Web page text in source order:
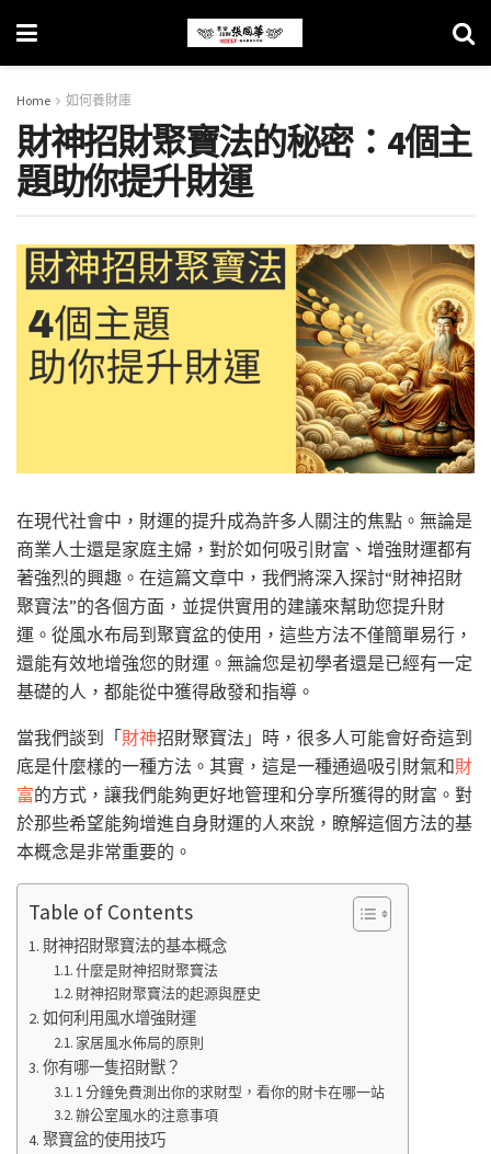
Home 如何養財庫
財神招財聚寶法的秘密：4個主
題助你提升財運
在現代社會中，財運的提升成為許多人關注的焦點。無論是
商業人士還是家庭主婦，對於如何吸引財富、增強財運都有
著強烈的興趣。在這篇文章中，我們將深入探討“財神招財
聚寶法”的各個方面，並提供實用的建議來幫助您提升財
運。從風水布局到聚寶盆的使用，這些方法不僅簡單易行，
還能有效地增強您的財運。無論您是初學者還是已經有一定
基礎的人，都能從中獲得啟發和指導。
當我們談到「 財神招財聚寶法」時，很多人可能會好奇這到
底是什麼樣的一種方法。其實，這是一種通過吸引財氣和財
富的方式，讓我們能夠更好地管理和分享所獲得的財富。對
於那些希望能夠增進自身財運的人來說，瞭解這個方法的基
本概念是非常重要的。
Table of Contents
財神招財聚寶法的基本概念
什麼是財神招財聚寶法
財神招財聚寶法的起源與歷史
如何利用風水增強財運
家居風水佈局的原則
你有哪一隻招財獸？
1 分鐘免費測出你的求財型，看你的財卡在哪一站
辦公室風水的注意事項
聚寶盆的使用技巧